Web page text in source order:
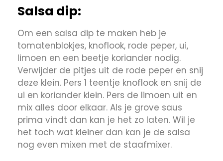
Salsa dip:
Om een salsa dip te maken heb je
tomatenblokjes, knoflook, rode peper, ui,
limoen en een beetje koriander nodig.
Verwijder de pitjes uit de rode peper en snij
deze klein. Pers 1 teentje knoflook en snij de
ui en koriander klein. Pers de limoen uit en
mix alles door elkaar. Als je grove saus
prima vindt dan kan je het zo laten. Wil je
het toch wat kleiner dan kan je de salsa
nog even mixen met de staafmixer.